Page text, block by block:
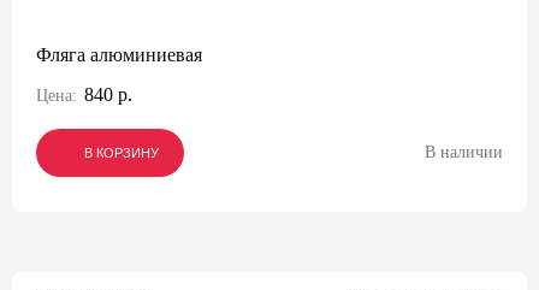
Фляга алюминиевая
Цена: 840 р.
В КОРЗИНУ
В КОРЗИНУ
В КОРЗИНУ В наличии